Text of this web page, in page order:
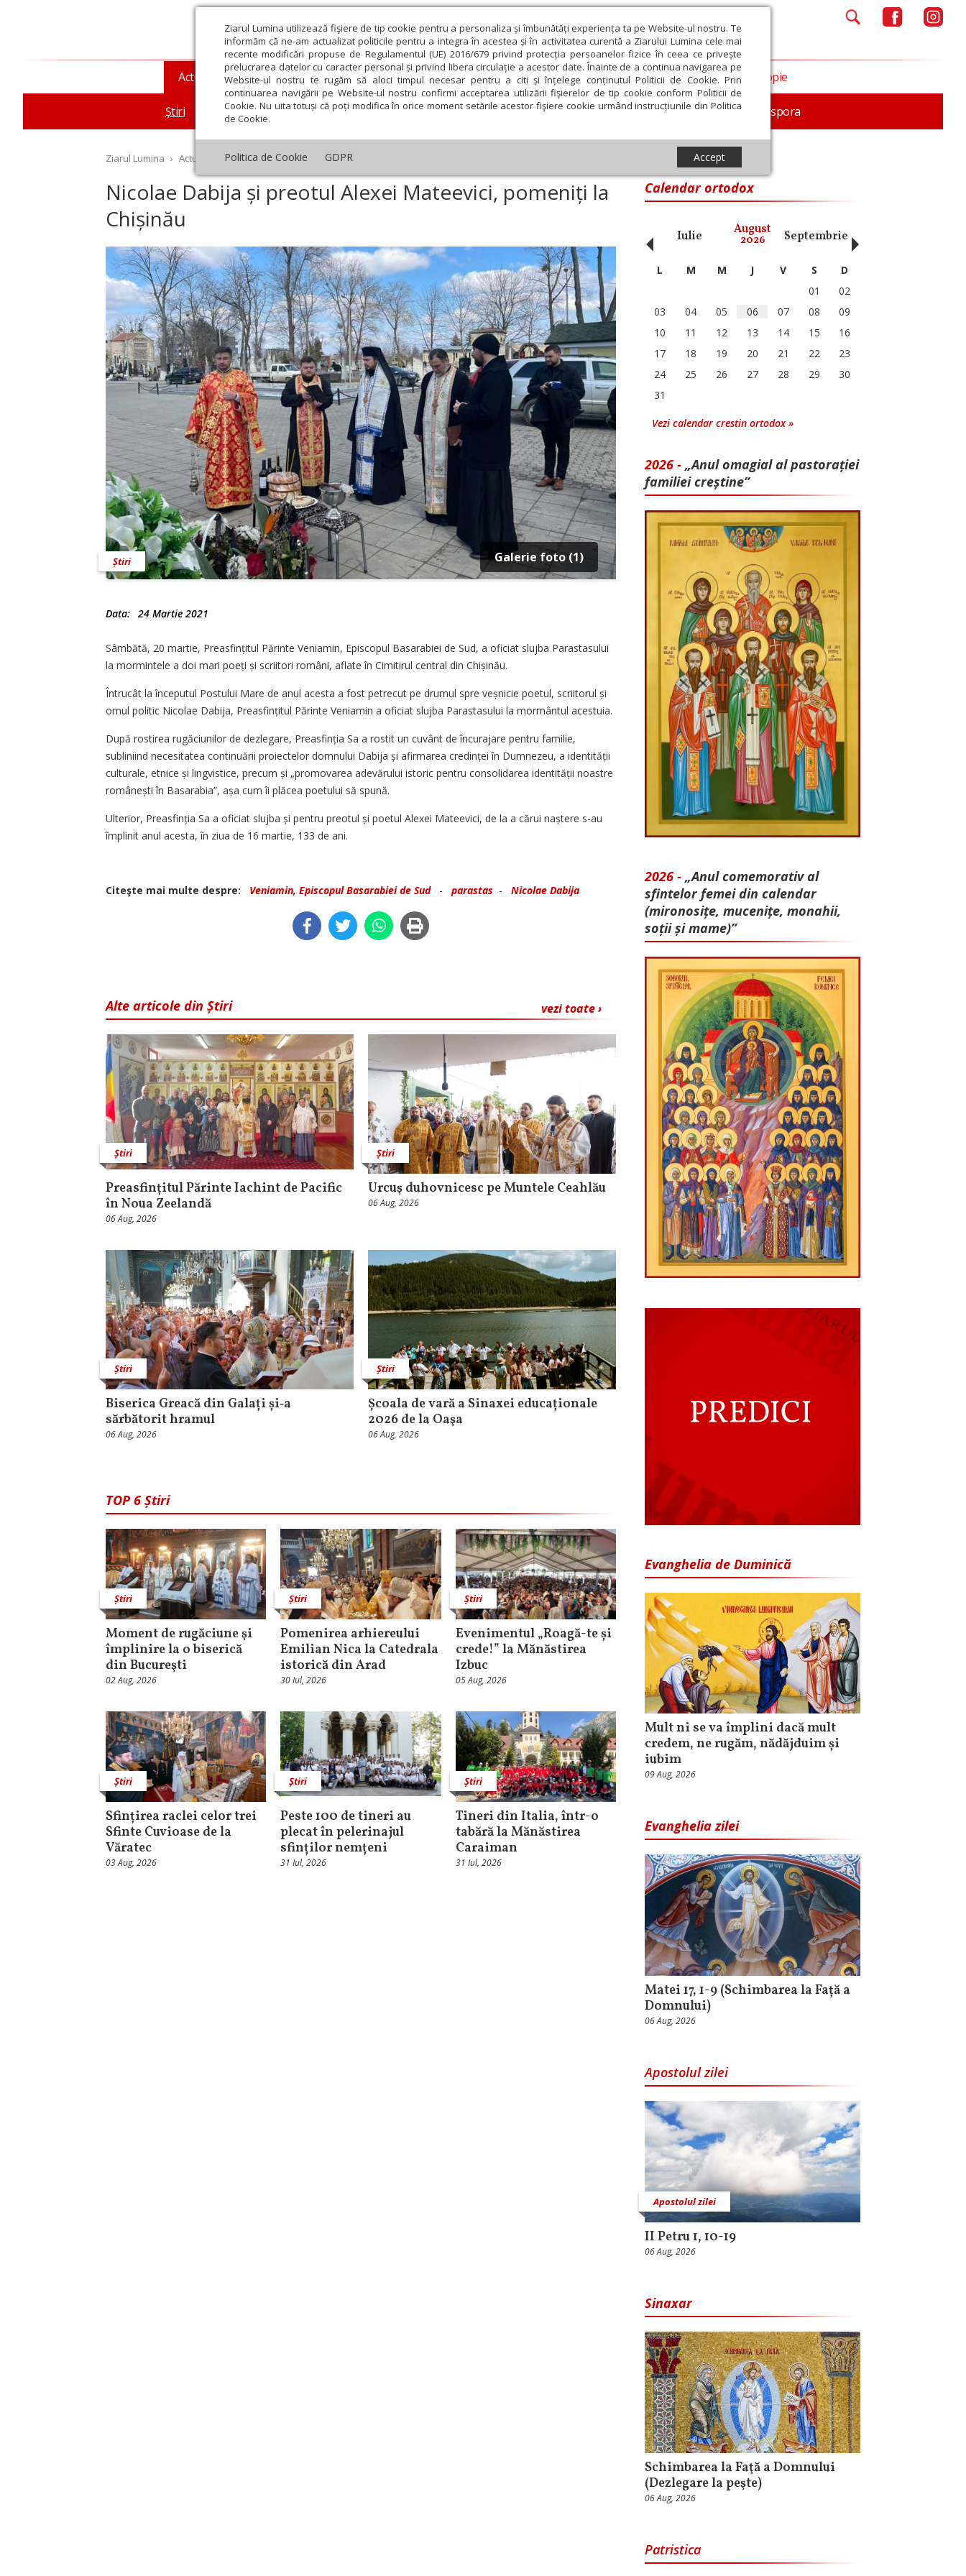
Ziarul Lumina utilizează fişiere de tip cookie pentru a personaliza și îmbunătăți experiența ta pe Website-ul nostru. Te
informăm că ne-am actualizat politicile pentru a integra în acestea și în activitatea curentă a Ziarului Lumina cele mai
recente modificări propuse de Regulamentul (UE) 2016/679 privind protecția persoanelor fizice în ceea ce privește
prelucrarea datelor cu caracter personal și privind libera circulație a acestor date. Înainte de a continua navigarea pe
Website-ul nostru te rugăm să aloci timpul necesar pentru a citi și înțelege conținutul Politicii de Cookie. Prin
continuarea navigării pe Website-ul nostru confirmi acceptarea utilizării fişierelor de tip cookie conform Politicii de
Cookie. Nu uita totuși că poți modifica în orice moment setările acestor fişiere cookie urmând instrucțiunile din Politica
de Cookie.
Politica de Cookie GDPR Accept
Actualitate religioasă
Știri Mesaje și cuvântări An omagial Comunicate de presă Documentar In memoriam Diaspora
Teologie și spiritualitate Educaţie și Cultură Societate Opinii Filantropie
Ziarul Lumina › Actualitate religioasă › Știri › Nicolae Dabija și preotul Alexei Mateevici, pomeniți la Chișinău
Nicolae Dabija și preotul Alexei Mateevici, pomeniți la
Chișinău
Galerie foto (1)
Știri
Data: 24 Martie 2021
Sâmbătă, 20 martie, Prea­sfințitul Părinte Veniamin, Episcopul Basarabiei de Sud, a oficiat slujba Parastasului
la mormintele a doi mari poeți și scriitori români, aflate în Cimitirul central din Chișinău.
Întrucât la începutul Postului Mare de anul acesta a fost petrecut pe drumul spre veșnicie poetul, scriitorul și
omul politic Nicolae Dabija, Preasfințitul Părinte Veniamin a oficiat slujba Parastasului la mormântul acestuia.
După rostirea rugăciunilor de dezlegare, Preasfinția Sa a rostit un cuvânt de încurajare pentru familie,
subliniind necesitatea continuării proiectelor domnului Dabija și afirmarea credinței în Dumnezeu, a identității
culturale, etnice și lingvistice, precum și „promovarea adevărului istoric pentru consolidarea identității noastre
românești în Basarabia”, așa cum îi plăcea poetului să spună.
Ulterior, Preasfinția Sa a oficiat slujba și pentru preotul și poetul Alexei Mateevici, de la a cărui naștere s-au
împlinit anul acesta, în ziua de 16 martie, 133 de ani.
Citeşte mai multe despre: Veniamin, Episcopul Basarabiei de Sud - parastas - Nicolae Dabija
vezi toate ›
Alte articole din Știri
Știri
Preasfințitul Părinte Iachint de Pacific
în Noua Zeelandă
06 Aug, 2026
Știri
Urcuş duhovnicesc pe Muntele Ceahlău
06 Aug, 2026
Știri
Biserica Greacă din Galați și‑a
sărbătorit hramul
06 Aug, 2026
Știri
Școala de vară a Sinaxei educaționale
2026 de la Oaşa
06 Aug, 2026
TOP 6 Știri
Știri
Moment de rugăciune şi
împlinire la o biserică
din Bucureşti
02 Aug, 2026
Știri
Pomenirea arhiereului
Emilian Nica la Catedrala
istorică din Arad
30 Iul, 2026
Știri
Evenimentul „Roagă-te și
crede!” la Mănăstirea
Izbuc
05 Aug, 2026
Știri
Sfințirea raclei celor trei
Sfinte Cuvioase de la
Văratec
03 Aug, 2026
Știri
Peste 100 de tineri au
plecat în pelerinajul
sfinților nemțeni
31 Iul, 2026
Știri
Tineri din Italia, într-o
tabără la Mănăstirea
Caraiman
31 Iul, 2026
Calendar ortodox
Octombrie Iulie August
2026 Septembrie Octombrie
‹ L M M J V S
D
01
02
03
04 05 06 07 08
09
10
11 12 13 14 15
16
17
18 19 20 21 22
23
24
25 26 27 28 29
30
31
Vezi calendar crestin ortodox »
2026 - „Anul omagial al pastorației
familiei creștine”
2026 - „Anul comemorativ al
sfintelor femei din calendar
(mironosițe, mu­cenițe, monahii,
soții și mame)”
Evanghelia de Duminică
Mult ni se va împlini dacă mult
credem, ne rugăm, nădăjduim și
iubim
09 Aug, 2026
Evanghelia zilei
Matei 17, 1-9 (Schimbarea la Față a
Domnului)
06 Aug, 2026
Apostolul zilei
Apostolul zilei
II Petru 1, 10-19
06 Aug, 2026
Sinaxar
Schimbarea la Faţă a Domnului
(Dezlegare la peşte)
06 Aug, 2026
Patristica